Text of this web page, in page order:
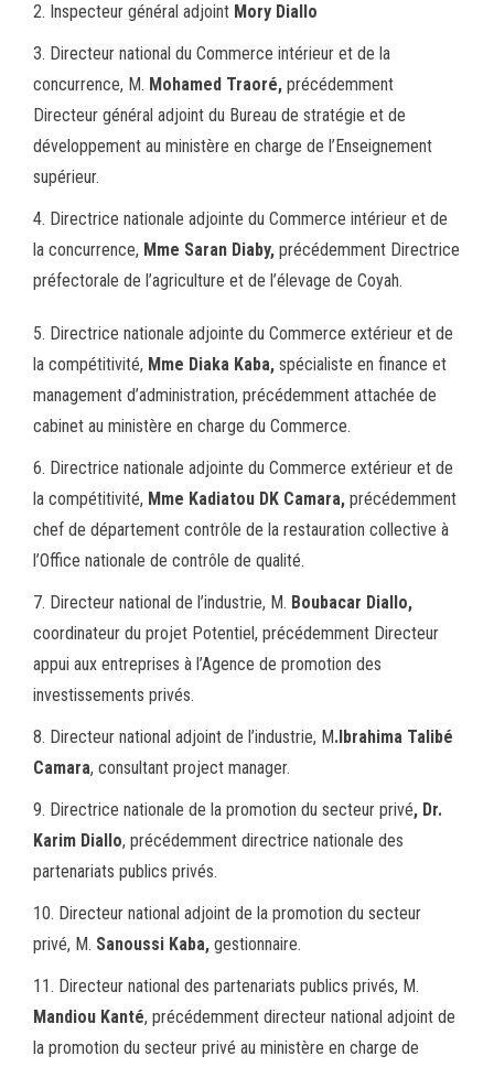
2. Inspecteur général adjoint Mory Diallo
3. Directeur national du Commerce intérieur et de la
concurrence, M. Mohamed Traoré, précédemment
Directeur général adjoint du Bureau de stratégie et de
développement au ministère en charge de l’Enseignement
supérieur.
4. Directrice nationale adjointe du Commerce intérieur et de
la concurrence, Mme Saran Diaby, précédemment Directrice
préfectorale de l’agriculture et de l’élevage de Coyah.
5. Directrice nationale adjointe du Commerce extérieur et de
la compétitivité, Mme Diaka Kaba, spécialiste en finance et
management d’administration, précédemment attachée de
cabinet au ministère en charge du Commerce.
6. Directrice nationale adjointe du Commerce extérieur et de
la compétitivité, Mme Kadiatou DK Camara, précédemment
chef de département contrôle de la restauration collective à
l’Office nationale de contrôle de qualité.
7. Directeur national de l’industrie, M. Boubacar Diallo,
coordinateur du projet Potentiel, précédemment Directeur
appui aux entreprises à l’Agence de promotion des
investissements privés.
8. Directeur national adjoint de l’industrie, M.Ibrahima Talibé
Camara, consultant project manager.
9. Directrice nationale de la promotion du secteur privé, Dr.
Karim Diallo, précédemment directrice nationale des
partenariats publics privés.
10. Directeur national adjoint de la promotion du secteur
privé, M. Sanoussi Kaba, gestionnaire.
11. Directeur national des partenariats publics privés, M.
Mandiou Kanté, précédemment directeur national adjoint de
la promotion du secteur privé au ministère en charge de